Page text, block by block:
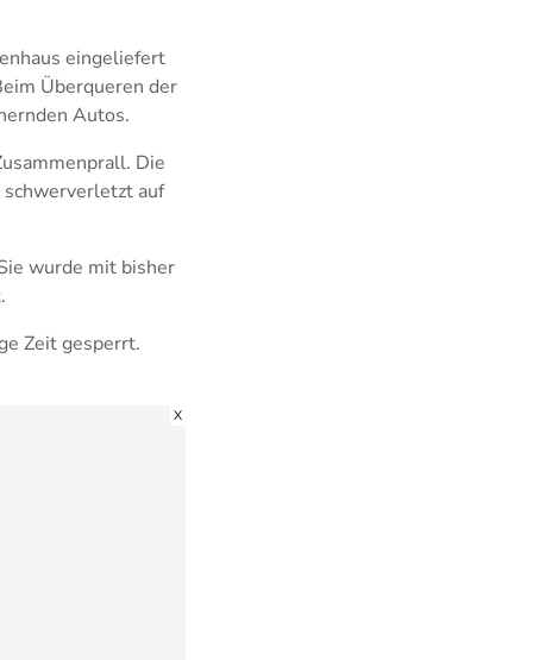
eingeliefert
Überqueren der
Autos.
Die
auf
wurde mit bisher
Zeit gesperrt.
X